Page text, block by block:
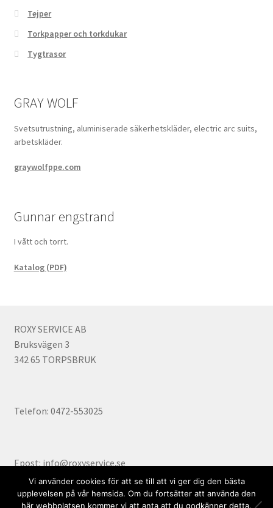
Tejper
Torkpapper och torkdukar
Tygtrasor
GRAY WOLF
Svetsutrustning, aluminiserade säkerhetskläder, electric arc suits,
arbetskläder.
graywolfppe.com
Gunnar engstrand
I vått och torrt.
Katalog (PDF)
ROXY SERVICE AB
Bruksvägen 3
342 65 TORPSBRUK
Telefon: 0472-553025
Epost: info@roxyservice.se
Vi använder cookies för att se till att vi ger dig den bästa
upplevelsen på vår hemsida. Om du fortsätter att använda den
här webbplatsen kommer vi att anta att du godkänner detta.